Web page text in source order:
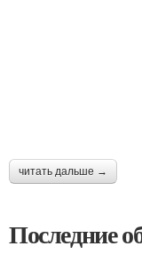
читать дальше →
Последние